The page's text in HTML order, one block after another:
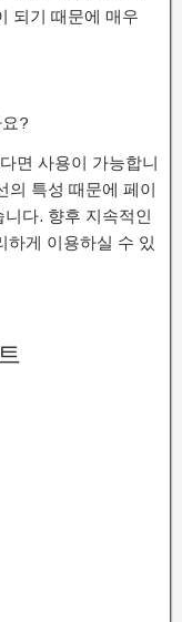
되기 때문에 매우
?
면 사용이 가능합니
의 특성 때문에 페이
다. 향후 지속적인
하게 이용하실 수 있